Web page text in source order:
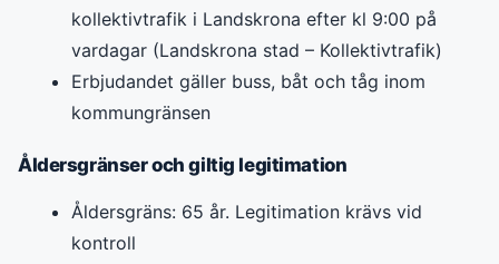
kollektivtrafik i Landskrona efter kl 9:00 på
vardagar (Landskrona stad – Kollektivtrafik)
Erbjudandet gäller buss, båt och tåg inom
kommungränsen
Åldersgränser och giltig legitimation
Åldersgräns: 65 år. Legitimation krävs vid
kontroll